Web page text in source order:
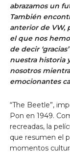
abrazamos un
También
anterior de VW,
el que nos
de decir
nuestra historia
nosotros
emocionantes
“The Beetle”,
Pon en 1949.
recreadas, la
que resumen el
momentos